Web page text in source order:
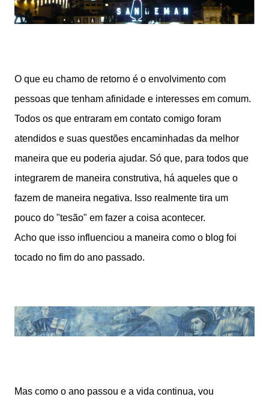
O que eu chamo de retorno é o envolvimento com
pessoas que tenham afinidade e interesses em comum.
Todos os que entraram em contato comigo foram
atendidos e suas questões encaminhadas da melhor
maneira que eu poderia ajudar. Só que, para todos que
integrarem de maneira construtiva, há aqueles que o
fazem de maneira negativa. Isso realmente tira um
pouco do "tesão" em fazer a coisa acontecer.
Acho que isso influenciou a maneira como o blog foi
tocado no fim do ano passado.
Mas como o ano passou e a vida continua, vou